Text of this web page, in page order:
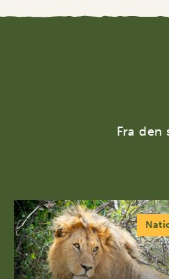
Fra den